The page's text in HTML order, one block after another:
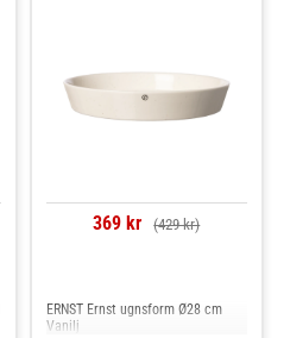
369 kr (429 kr)
ERNST Ernst ugnsform Ø28 cm
Vanilj